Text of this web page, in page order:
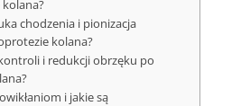
chodzenia i pionizacja
kolana?
i redukcji obrzęku po
i jakie są